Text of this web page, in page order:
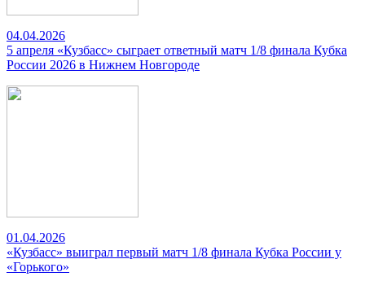
04.04.2026
5 апреля «Кузбасс» сыграет ответный матч 1/8 финала Кубка
России 2026 в Нижнем Новгороде
01.04.2026
«Кузбасс» выиграл первый матч 1/8 финала Кубка России у
«Горького»